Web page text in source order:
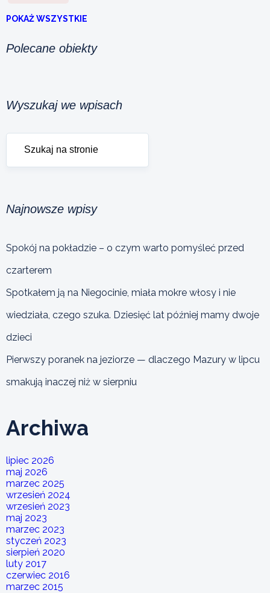
POKAŻ WSZYSTKIE
Polecane obiekty
Wyszukaj we wpisach
Najnowsze wpisy
Spokój na pokładzie – o czym warto pomyśleć przed
czarterem
Spotkałem ją na Niegocinie, miała mokre włosy i nie
wiedziała, czego szuka. Dziesięć lat później mamy dwoje
dzieci
Pierwszy poranek na jeziorze — dlaczego Mazury w lipcu
smakują inaczej niż w sierpniu
Archiwa
lipiec 2026
maj 2026
marzec 2025
wrzesień 2024
wrzesień 2023
maj 2023
marzec 2023
styczeń 2023
sierpień 2020
luty 2017
czerwiec 2016
marzec 2015